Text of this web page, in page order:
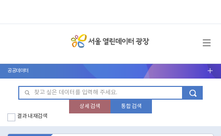
메뉴 열기
공공데이터 서브메뉴 열기
상세 검색
통합 검색
결과 내 재검색